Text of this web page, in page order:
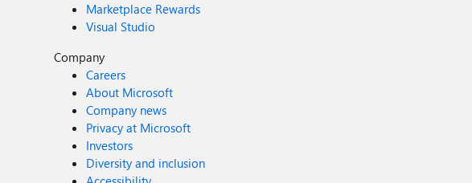
Marketplace Rewards
Visual Studio
Company
Careers
About Microsoft
Company news
Privacy at Microsoft
Investors
Diversity and inclusion